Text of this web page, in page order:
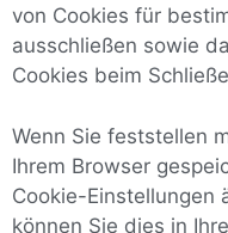
von Cookies für
ausschließen sowie
Cookies beim
Wenn Sie feststellen
Ihrem Browser
Cookie-Einstellungen
können Sie dies in